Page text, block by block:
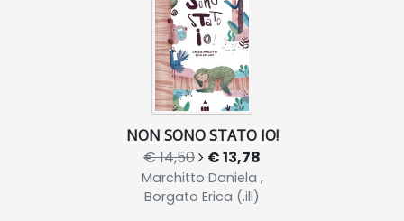
NON SONO STATO IO!
€ 14,50 € 13,78
Marchitto Daniela ,
Borgato Erica (.ill)